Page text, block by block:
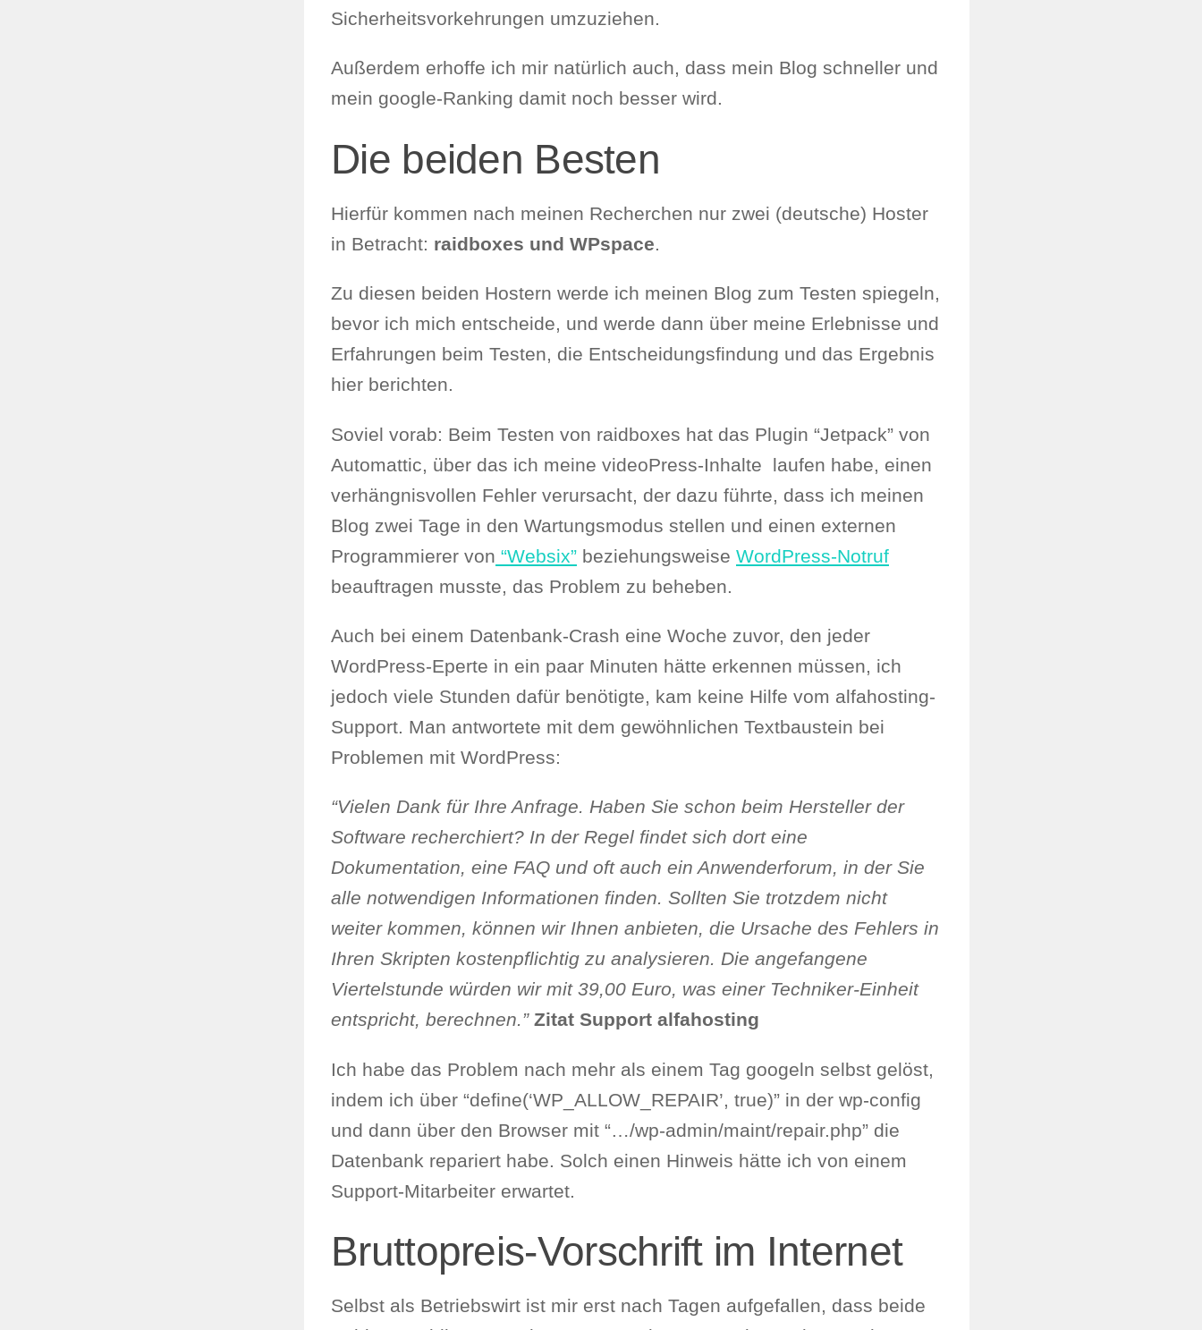
Sicherheitsvorkehrungen umzuziehen.
Außerdem erhoffe ich mir natürlich auch, dass mein Blog schneller und
mein google-Ranking damit noch besser wird.
Die beiden Besten
Hierfür kommen nach meinen Recherchen nur zwei (deutsche) Hoster
in Betracht: raidboxes und WPspace.
Zu diesen beiden Hostern werde ich meinen Blog zum Testen spiegeln,
bevor ich mich entscheide, und werde dann über meine Erlebnisse und
Erfahrungen beim Testen, die Entscheidungsfindung und das Ergebnis
hier berichten.
Soviel vorab: Beim Testen von raidboxes hat das Plugin “Jetpack” von
Automattic, über das ich meine videoPress-Inhalte laufen habe, einen
verhängnisvollen Fehler verursacht, der dazu führte, dass ich meinen
Blog zwei Tage in den Wartungsmodus stellen und einen externen
Programmierer von “Websix” beziehungsweise WordPress-Notruf
beauftragen musste, das Problem zu beheben.
Auch bei einem Datenbank-Crash eine Woche zuvor, den jeder
WordPress-Eperte in ein paar Minuten hätte erkennen müssen, ich
jedoch viele Stunden dafür benötigte, kam keine Hilfe vom alfahosting-
Support. Man antwortete mit dem gewöhnlichen Textbaustein bei
Problemen mit WordPress:
“Vielen Dank für Ihre Anfrage. Haben Sie schon beim Hersteller der
Software recherchiert? In der Regel findet sich dort eine
Dokumentation, eine FAQ und oft auch ein Anwenderforum, in der Sie
alle notwendigen Informationen finden. Sollten Sie trotzdem nicht
weiter kommen, können wir Ihnen anbieten, die Ursache des Fehlers in
Ihren Skripten kostenpflichtig zu analysieren. Die angefangene
Viertelstunde würden wir mit 39,00 Euro, was einer Techniker-Einheit
entspricht, berechnen.” Zitat Support alfahosting
Ich habe das Problem nach mehr als einem Tag googeln selbst gelöst,
indem ich über “define(‘WP_ALLOW_REPAIR’, true)” in der wp-config
und dann über den Browser mit “…/wp-admin/maint/repair.php” die
Datenbank repariert habe. Solch einen Hinweis hätte ich von einem
Support-Mitarbeiter erwartet.
Bruttopreis-Vorschrift im Internet
Selbst als Betriebswirt ist mir erst nach Tagen aufgefallen, dass beide